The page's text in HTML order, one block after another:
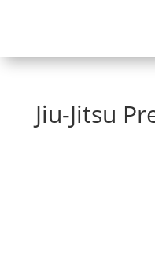
Jiu-Jitsu